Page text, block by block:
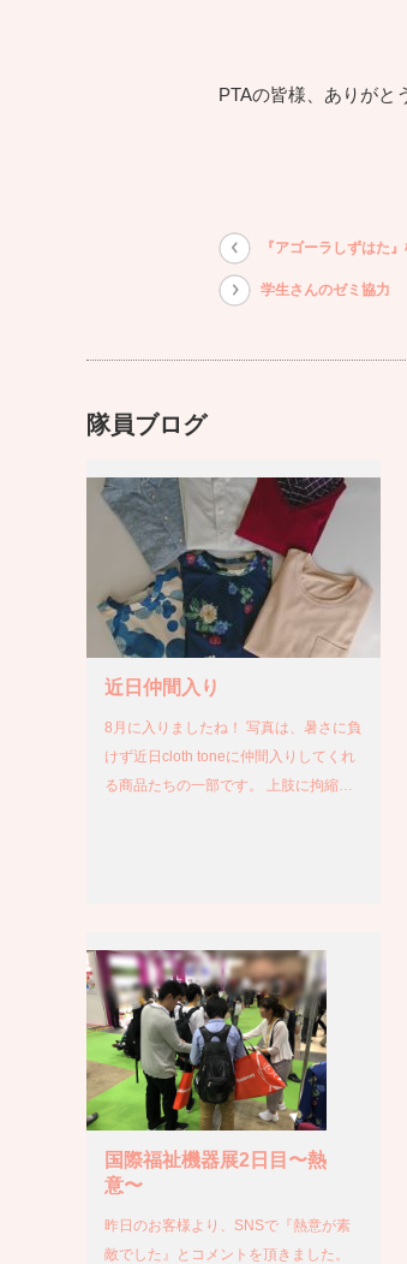
PTAの皆様、ありがと
『アゴーラしずはた
学生さんのゼミ協力
隊員ブログ
近日仲間入り
8月に入りましたね！ 写真は、暑さに負
けず近日cloth toneに仲間入りしてくれ
る商品たちの一部です。 上肢に拘縮…
国際福祉機器展2日目〜熱
意〜
昨日のお客様より、SNSで『熱意が素
敵でした』とコメントを頂きました。